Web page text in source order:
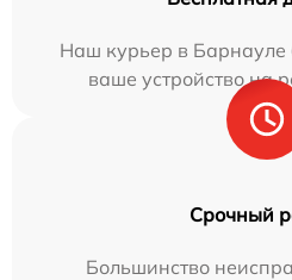
Наш курьер в Барнауле
ваше устройство на
Срочный
Большинство